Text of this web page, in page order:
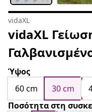
vidaXL
vidaXL
Ύψος
60 cm
30 cm
Ποσότητα στη